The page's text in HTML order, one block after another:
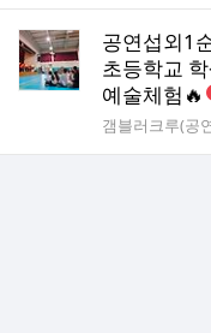
공연섭외1
초등학교
예술체험🔥
게시판명
갬블러크루(공